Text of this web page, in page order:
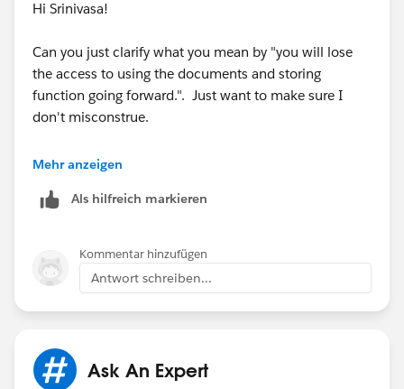
Hi Srinivasa!
Can you just clarify what you mean by "you will lose
the access to using the documents and storing
function going forward.". Just want to make sure I
don't misconstrue.
Thanks,
Marie
Mehr anzeigen
Als hilfreich markieren
Kommentar hinzufügen
Antwort schreiben...
Ask An Expert